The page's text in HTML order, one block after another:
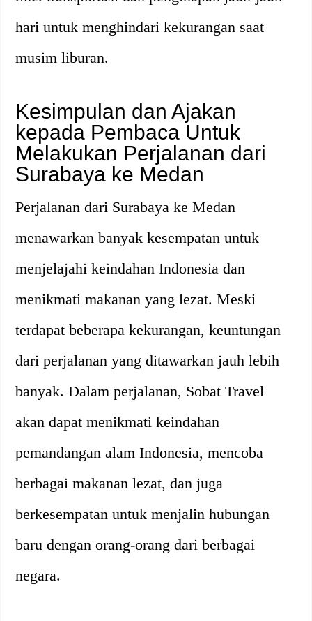
hari untuk menghindari kekurangan saat
musim liburan.
Kesimpulan dan Ajakan
kepada Pembaca Untuk
Melakukan Perjalanan dari
Surabaya ke Medan
Perjalanan dari Surabaya ke Medan
menawarkan banyak kesempatan untuk
menjelajahi keindahan Indonesia dan
menikmati makanan yang lezat. Meski
terdapat beberapa kekurangan, keuntungan
dari perjalanan yang ditawarkan jauh lebih
banyak. Dalam perjalanan, Sobat Travel
akan dapat menikmati keindahan
pemandangan alam Indonesia, mencoba
berbagai makanan lezat, dan juga
berkesempatan untuk menjalin hubungan
baru dengan orang-orang dari berbagai
negara.